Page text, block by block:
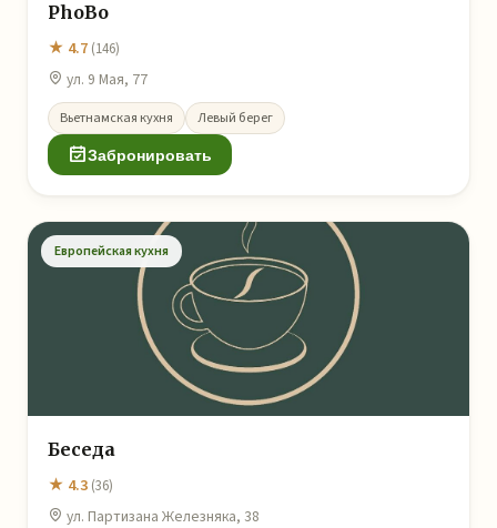
PhoBo
★ 4.7 (146)
ул. 9 Мая, 77
Вьетнамская кухня Левый берег
Забронировать
Европейская кухня
Беседа
★ 4.3 (36)
ул. Партизана Железняка, 38